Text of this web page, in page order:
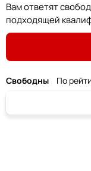
Вам ответят
подходящей
Свободны По